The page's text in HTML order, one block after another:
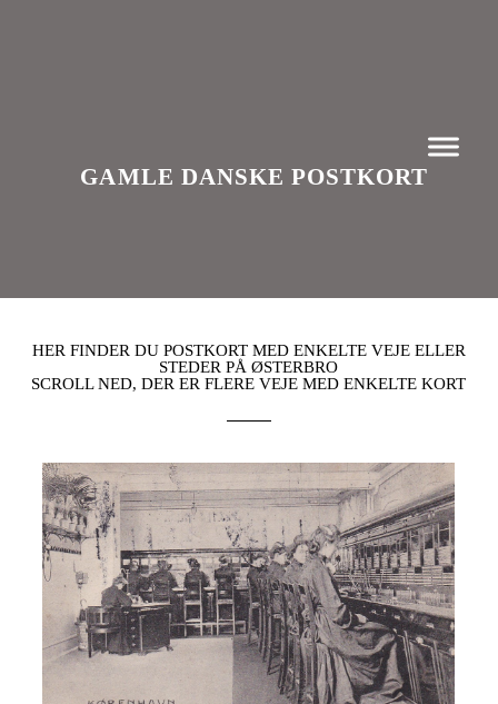
GAMLE DANSKE POSTKORT
HER FINDER DU POSTKORT MED ENKELTE VEJE ELLER
STEDER PÅ ØSTERBRO
SCROLL NED, DER ER FLERE VEJE MED ENKELTE KORT